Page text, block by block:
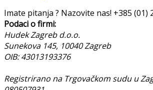
Imate pitanja ? Nazovite nas! +385 (01)
Podaci o firmi:
Hudek Zagreb d.o.o.
Sunekova 145, 10040 Zagreb
OIB: 43013193376
Registrirano na Trgovačkom sudu u